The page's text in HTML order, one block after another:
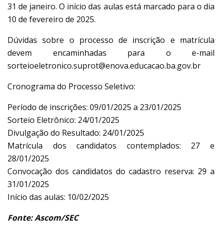
31 de janeiro. O início das aulas está marcado para o dia
10 de fevereiro de 2025.
Dúvidas sobre o processo de inscrição e matrícula
devem encaminhadas para o e-mail
sorteioeletronico.suprot@enova.educacao.ba.gov.br
Cronograma do Processo Seletivo:
Período de inscrições: 09/01/2025 a 23/01/2025
Sorteio Eletrônico: 24/01/2025
Divulgação do Resultado: 24/01/2025
Matrícula dos candidatos contemplados: 27 e
28/01/2025
Convocação dos candidatos do cadastro reserva: 29 a
31/01/2025
Início das aulas: 10/02/2025
Fonte: Ascom/SEC